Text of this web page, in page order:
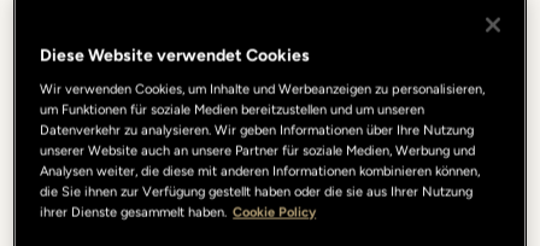
Diese Website verwendet Cookies
Wir verwenden Cookies, um Inhalte und Werbeanzeigen zu personalisieren,
um Funktionen für soziale Medien bereitzustellen und um unseren
Datenverkehr zu analysieren. Wir geben Informationen über Ihre Nutzung
unserer Website auch an unsere Partner für soziale Medien, Werbung und
Analysen weiter, die diese mit anderen Informationen kombinieren können,
die Sie ihnen zur Verfügung gestellt haben oder die sie aus Ihrer Nutzung
ihrer Dienste gesammelt haben. Cookie Policy